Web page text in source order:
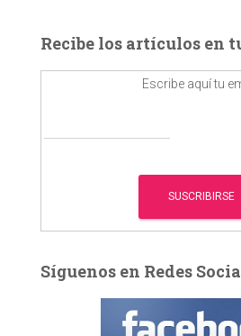
r
:
Recibe los artículos en
Escribe aquí tu
Síguenos en Redes